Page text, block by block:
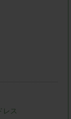
レス